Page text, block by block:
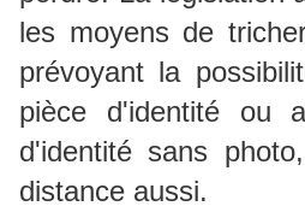
les moyens de
prévoyant la
pièce d'identité ou
d'identité sans
distance aussi.